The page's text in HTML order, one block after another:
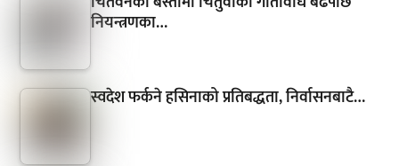
नियन्त्रणका…
स्वदेश फर्कने हसिनाको प्रतिबद्धता, निर्वासनबाटै…